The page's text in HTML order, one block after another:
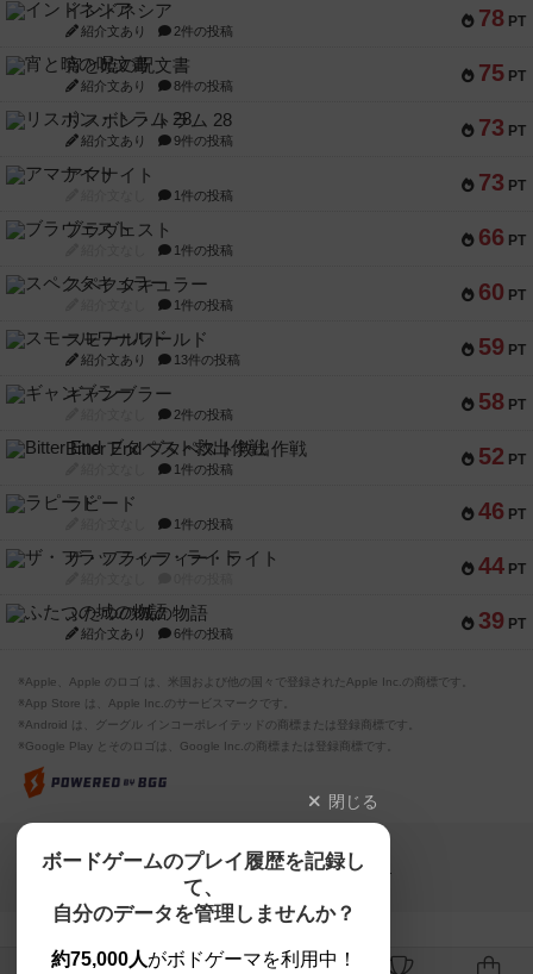
78 PT
インドネシア
紹介文あり 2件の投稿
75 PT
宵と暁の呪文書
紹介文あり 8件の投稿
73 PT
リスボン・トラム 28
紹介文あり 9件の投稿
73 PT
アマナイト
1件の投稿
66 PT
ブラヴェスト
1件の投稿
60 PT
スペクタキュラー
1件の投稿
59 PT
スモールワールド
紹介文あり 13件の投稿
58 PT
ギャンブラー
2件の投稿
52 PT
Bitter End ブタペスト救出作戦
1件の投稿
46 PT
ラピード
1件の投稿
44 PT
ザ・フラッフィー・ライト
39 PT
ふたつの城の物語
紹介文あり 6件の投稿
※Apple、Apple のロゴ は、米国および他の国々で登録されたApple Inc.の商標です。
※App Store は、Apple Inc.のサービスマークです。
※Android は、グーグル インコーポレイテッドの商標または登録商標です。
※Google Play とそのロゴは、Google Inc.の商標または登録商標です。
閉じる
ボードゲームのプレイ履歴を記録し
て、
自分のデータを管理しませんか？
約75,000人がボドゲーマを利用中！
Copyright (c)
【ボドゲーマ】ボードゲームの総合情報サイト